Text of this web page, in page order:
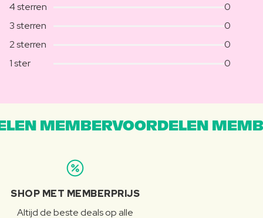
4 sterren
0
3 sterren
0
2 sterren
0
1 ster
0
MEMBERVOORDELEN
SHOP MET MEMBERPRIJS
Altijd de beste deals op alle